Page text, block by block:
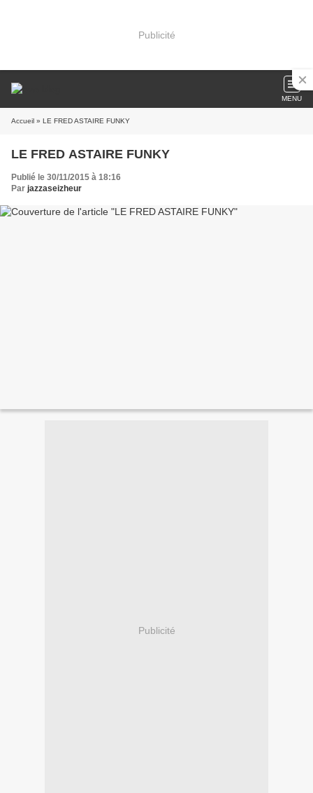
Publicité
MENU
Accueil » LE FRED ASTAIRE FUNKY
LE FRED ASTAIRE FUNKY
Publié le 30/11/2015 à 18:16
Par jazzaseizheur
Publicité